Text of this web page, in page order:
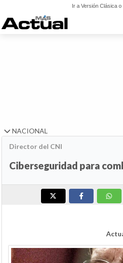
Ir a Versión Clásica
NACIONAL
Director del CNI
Ciberseguridad para